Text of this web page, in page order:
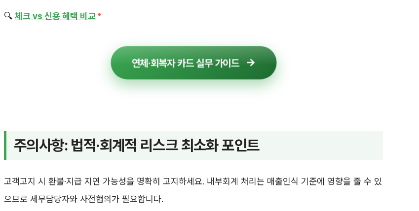
🔍 체크 vs 신용 혜택 비교
연체·회복자 카드 실무 가이드
주의사항: 법적·회계적 리스크 최소화 포인트
고객고지 시 환불·지급 지연 가능성을 명확히 고지하세요. 내부회계 처리는 매출인식 기준에 영향을 줄 수 있
으므로 세무담당자와 사전협의가 필요합니다.